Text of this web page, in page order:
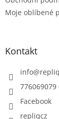
Moje oblíbené
Kontakt
info@
776069079
Facebook
repliqcz